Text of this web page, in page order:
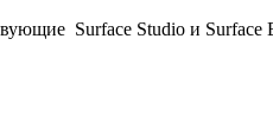
Surface Studio и Surface